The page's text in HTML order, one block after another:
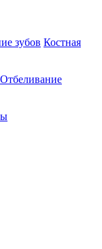
зубов Костная
Отбеливание